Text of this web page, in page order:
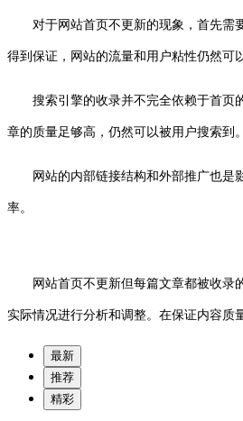
对于网站首页不更新的现象，首先需
得到保证，网站的流量和用户粘性仍然可
搜索引擎的收录并不完全依赖于首页
章的质量足够高，仍然可以被用户搜索到。
网站的内部链接结构和外部推广也
率。
网站首页不更新但每篇文章都被收录的
实际情况进行分析和调整。在保证内容质
最新
推荐
精彩